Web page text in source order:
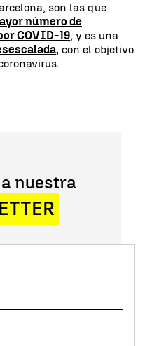
son las que
número de
COVID-19, y es una
, con el objetivo
nuestra